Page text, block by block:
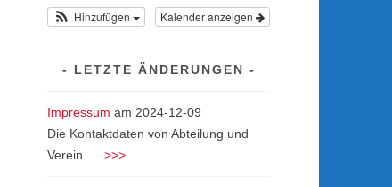
Kalender anzeigen
Hinzufügen
LETZTE ÄNDERUNGEN
Impressum am 2024-12-09
Die Kontaktdaten von Abteilung und
Verein. ... >>>